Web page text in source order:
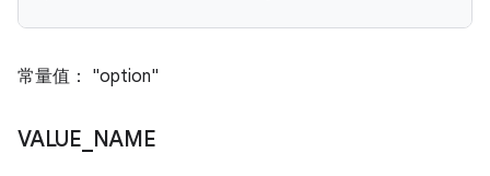
常量值： "option"
VALUE NAME